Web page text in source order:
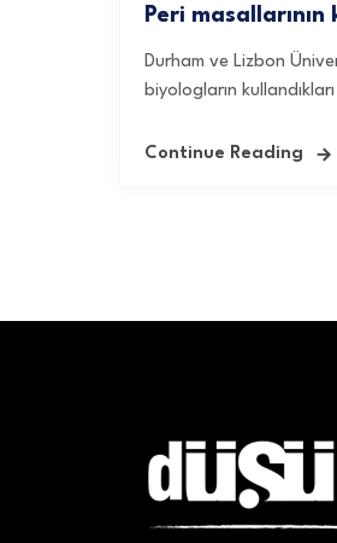
Peri
Durham ve Lizbon
biyologların
Continue Reading